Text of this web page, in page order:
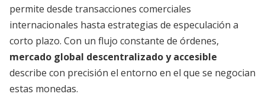
permite desde transacciones comerciales
internacionales hasta estrategias de especulación a
corto plazo. Con un flujo constante de órdenes,
mercado global descentralizado y accesible
describe con precisión el entorno en el que se negocian
estas monedas.